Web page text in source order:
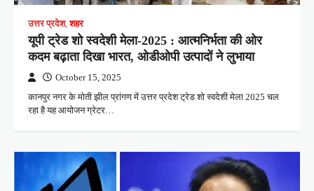
उत्तर प्रदेश,शहर
यूपी ट्रेड शो स्वदेशी मेला-2025 : आत्मनिर्भता की ओर
कदम बढ़ाता दिखा भारत, ओडीओपी उत्पादों ने लुभाया
October 15, 2025
कानपुर नगर के मोती झील प्रांगण में उत्तर प्रदेश ट्रेड शो स्वदेशी मेला 2025 चल
रहा है यह आयोजन ग्रेटर…